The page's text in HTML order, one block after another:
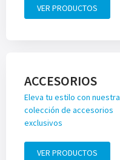
VER PRODUCTOS
ACCESORIOS
Eleva tu estilo con nuestra
colección de accesorios
exclusivos
VER PRODUCTOS